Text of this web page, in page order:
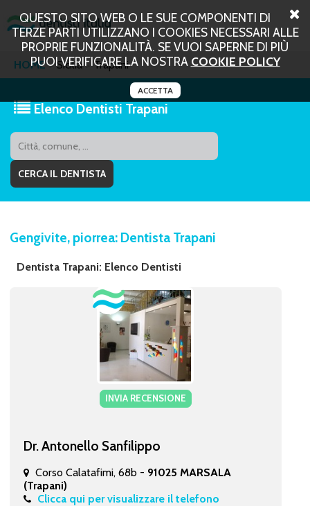
QUESTO SITO WEB O LE SUE COMPONENTI DI
TERZE PARTI UTILIZZANO I COOKIES NECESSARI ALLE
PROPRIE FUNZIONALITÀ. SE VUOI SAPERNE DI PIÙ
PUOI VERIFICARE LA NOSTRA COOKIE POLICY
ACCETTA
HOME Sicilia Trapani
Elenco Dentisti Trapani
Gengivite, piorrea: Dentista Trapani
Dentista Trapani: Elenco Dentisti
INVIA RECENSIONE
Dr. Antonello Sanfilippo
Corso Calatafimi, 68b - 91025 MARSALA
(Trapani)
Clicca qui per visualizzare il telefono